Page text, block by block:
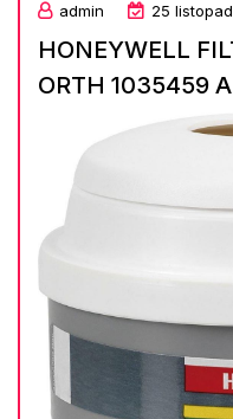
admin 25
HONEYWELL
ORTH 1035459